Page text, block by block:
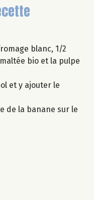
blanc, 1/2
bio et la pulpe
et y ajouter le
de la banane sur le